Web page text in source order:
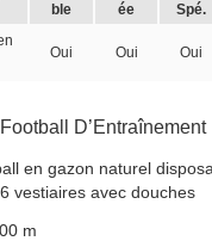
ble
ée
Spé.
Oui Oui Oui
D’Entraînement
en gazon naturel
vestiaires avec douches
m